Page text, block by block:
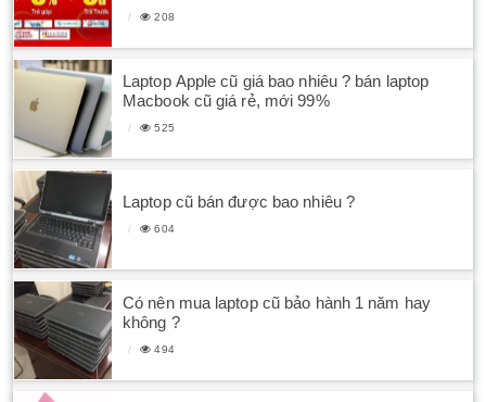
208
Laptop Apple cũ giá bao nhiêu ? bán laptop
Macbook cũ giá rẻ, mới 99%
525
Laptop cũ bán được bao nhiêu ?
604
Có nên mua laptop cũ bảo hành 1 năm hay
không ?
494